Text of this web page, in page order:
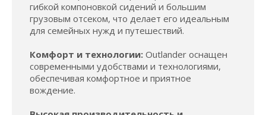
гибкой компоновкой сидений и большим
грузовым отсеком, что делает его идеальным
для семейных нужд и путешествий.
Комфорт и технологии: Outlander оснащен
современными удобствами и технологиями,
обеспечивая комфортное и приятное
вождение.